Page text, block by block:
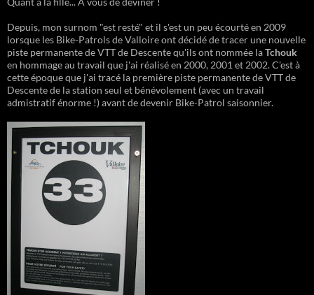
Depuis, mon surnom "est resté" et il s'est un peu écourté en 2009
lorsque les Bike-Patrols de Valloire ont décidé de tracer une nouvelle
piste permanente de VTT de Descente qu'ils ont nommée laTchouk
en hommage au travail que j'ai réalisé en 2000, 2001 et 2002. C'est à
cette époque que j'ai tracé la première piste permanente de VTT de
Descente de la station seul et bénévolement (avec un travail
admistratif énorme !) avant de devenir Bike-Patrol saisonnier.